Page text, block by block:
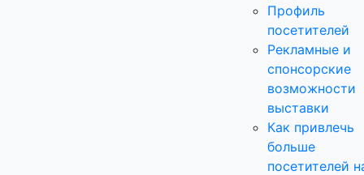
Профиль
посетителей
Рекламные и
спонсорские
возможности
выставки
Как привлечь
больше
посетителей